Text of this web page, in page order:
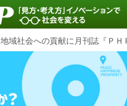
地域社会への貢献に月刊誌『ＰＨ